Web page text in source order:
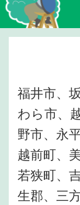
福井市、
わら市、
野市、永
越前町、
若狭町、
生郡、三